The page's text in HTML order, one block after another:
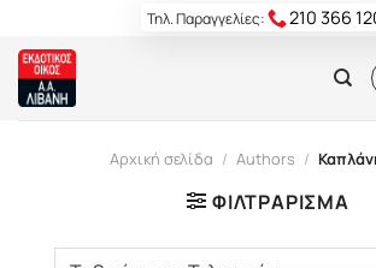
content
Τηλ. Παραγγελίες: 210 366
Αρχική σελίδα / Authors /
ΦΙΛΤΡΆΡΙΣΜΑ